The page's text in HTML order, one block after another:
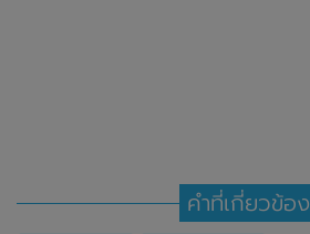
คำที่เกี่ยวข้อง